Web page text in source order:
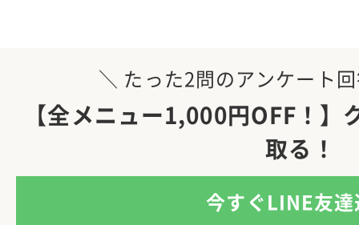
＼ たった2問のアンケート
【全メニュー1,000円OFF！】
取る！
今すぐLINE友